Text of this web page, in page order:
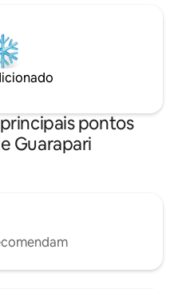
pontos
Guarapari